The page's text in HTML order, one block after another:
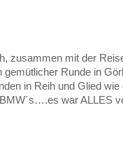
zusammen mit der
gemütlicher Runde in
in Reih und Glied
war ALLES